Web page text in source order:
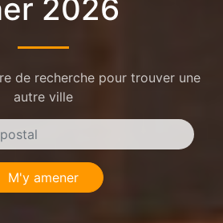
2026
de recherche pour trouver une
autre ville
M'y amener